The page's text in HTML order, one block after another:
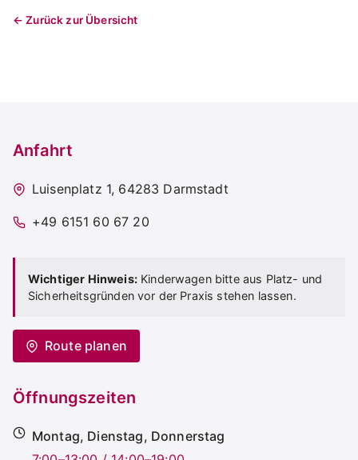
← Zurück zur Übersicht
Anfahrt
Luisenplatz 1, 64283 Darmstadt
+49 6151 60 67 20
Wichtiger Hinweis:Kinderwagen bitte aus Platz- und
Sicherheitsgründen vor der Praxis stehen lassen.
Route planen
Öffnungszeiten
Montag, Dienstag, Donnerstag